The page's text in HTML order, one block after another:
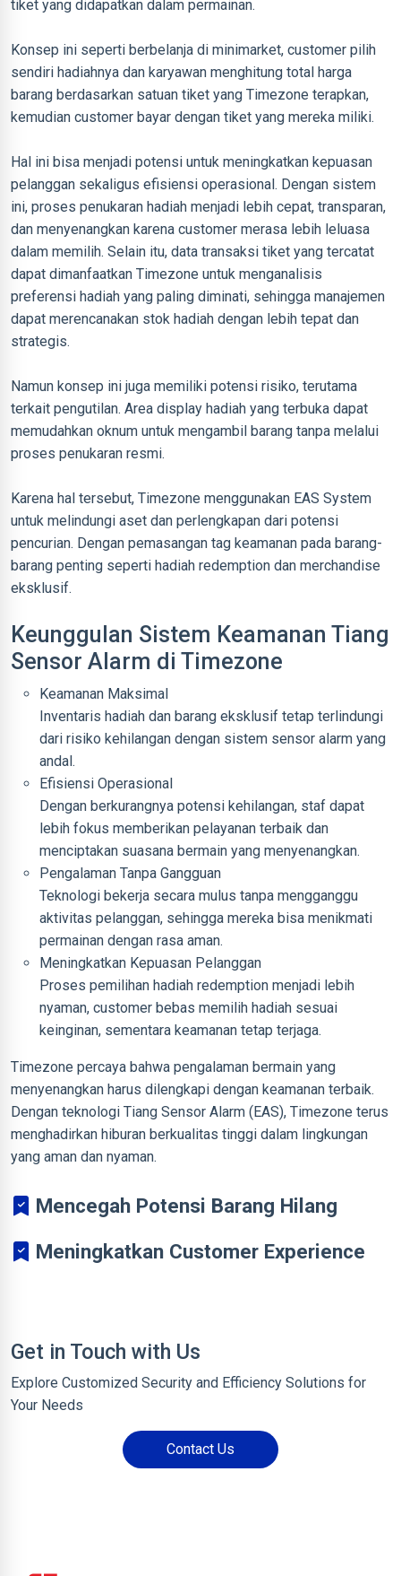
tiket yang didapatkan dalam permainan.
Konsep ini seperti berbelanja di minimarket, customer pilih
sendiri hadiahnya dan karyawan menghitung total harga
barang berdasarkan satuan tiket yang Timezone terapkan,
kemudian customer bayar dengan tiket yang mereka miliki.
Hal ini bisa menjadi potensi untuk meningkatkan kepuasan
pelanggan sekaligus efisiensi operasional. Dengan sistem
ini, proses penukaran hadiah menjadi lebih cepat, transparan,
dan menyenangkan karena customer merasa lebih leluasa
dalam memilih. Selain itu, data transaksi tiket yang tercatat
dapat dimanfaatkan Timezone untuk menganalisis
preferensi hadiah yang paling diminati, sehingga manajemen
dapat merencanakan stok hadiah dengan lebih tepat dan
strategis.
Namun konsep ini juga memiliki potensi risiko, terutama
terkait pengutilan. Area display hadiah yang terbuka dapat
memudahkan oknum untuk mengambil barang tanpa melalui
proses penukaran resmi.
Karena hal tersebut, Timezone menggunakan EAS System
untuk melindungi aset dan perlengkapan dari potensi
pencurian. Dengan pemasangan tag keamanan pada barang-
barang penting seperti hadiah redemption dan merchandise
eksklusif.
Keunggulan Sistem Keamanan Tiang
Sensor Alarm di Timezone
Keamanan Maksimal
Inventaris hadiah dan barang eksklusif tetap terlindungi
dari risiko kehilangan dengan sistem sensor alarm yang
andal.
Efisiensi Operasional
Dengan berkurangnya potensi kehilangan, staf dapat
lebih fokus memberikan pelayanan terbaik dan
menciptakan suasana bermain yang menyenangkan.
Pengalaman Tanpa Gangguan
Teknologi bekerja secara mulus tanpa mengganggu
aktivitas pelanggan, sehingga mereka bisa menikmati
permainan dengan rasa aman.
Meningkatkan Kepuasan Pelanggan
Proses pemilihan hadiah redemption menjadi lebih
nyaman, customer bebas memilih hadiah sesuai
keinginan, sementara keamanan tetap terjaga.
Timezone percaya bahwa pengalaman bermain yang
menyenangkan harus dilengkapi dengan keamanan terbaik.
Dengan teknologi Tiang Sensor Alarm (EAS), Timezone terus
menghadirkan hiburan berkualitas tinggi dalam lingkungan
yang aman dan nyaman.
Mencegah Potensi Barang Hilang
Meningkatkan Customer Experience
Get in Touch with Us
Explore Customized Security and Efficiency Solutions for
Your Needs
Contact Us